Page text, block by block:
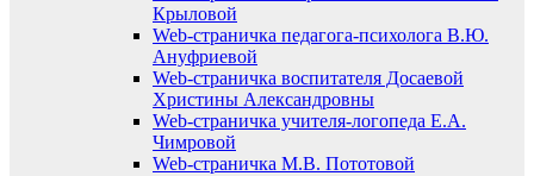
Крыловой
Web-страничка педагога-психолога В.Ю.
Ануфриевой
Web-страничка воспитателя Досаевой
Христины Александровны
Web-страничка учителя-логопеда Е.А.
Чимровой
Web-страничка М.В. Пототовой